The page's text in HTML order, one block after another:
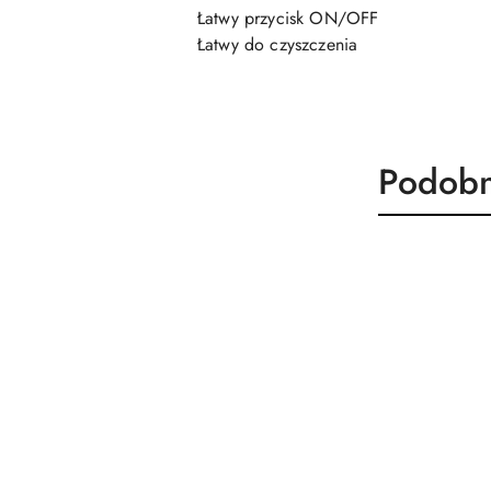
Łatwy przycisk ON/OFF
Łatwy do czyszczenia
o